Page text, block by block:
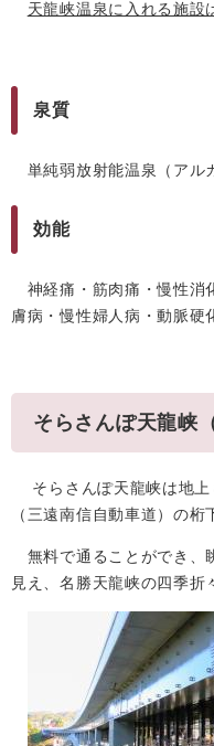
天龍峡温泉に入れる施設
泉質
単純弱放射能温泉（アル
効能
神経痛・筋肉痛・慢性消
膚病・慢性婦人病・動脈硬
そらさんぽ天龍峡
そらさんぽ天龍峡は地上
（三遠南信自動車道）の桁
無料で通ることができ、
見え、名勝天龍峡の四季折